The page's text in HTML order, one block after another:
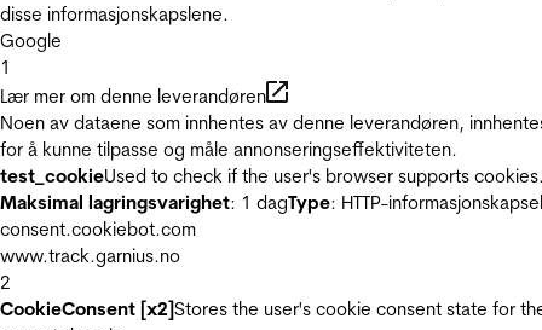
disse informasjonskapslene.
Google
1
Lær mer om denne leverandøren
Noen av dataene som innhentes av denne leverandøren,
for å kunne tilpasse og måle annonseringseffektiviteten.
test_cookieUsed to check if the user's browser supports
Maksimal lagringsvarighet: 1 dagType: HTTP-informasjonskapsel
consent.cookiebot.com
www.track.garnius.no
2
CookieConsent [x2]Stores the user's cookie consent state for